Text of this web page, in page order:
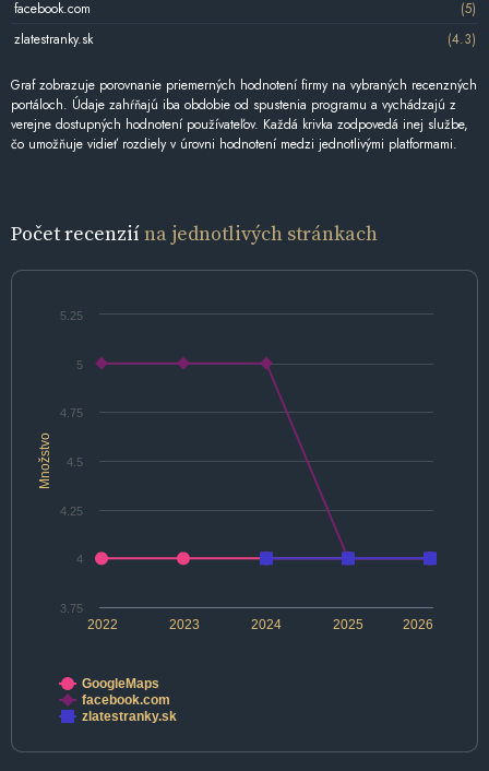
facebook.com
(5)
zlatestranky.sk
(4.3)
Graf zobrazuje porovnanie priemerných hodnotení firmy na vybraných recenzných
portáloch. Údaje zahŕňajú iba obdobie od spustenia programu a vychádzajú z
verejne dostupných hodnotení používateľov. Každá krivka zodpovedá inej službe,
čo umožňuje vidieť rozdiely v úrovni hodnotení medzi jednotlivými platformami.
Počet recenziína jednotlivých stránkach
Množstvo
2022 2024 2026
2023 2025
3.75
4
4.25
4.5
4.75
5
5.25
GoogleMaps
facebook.com
zlatestranky.sk